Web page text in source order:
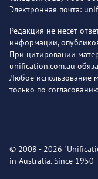
Электронная почта:
Редакция не несет
информации,
При цитировании
unification.com.au
Любое использование
только по
© 2008 - 2026
in Australia. Since 1950